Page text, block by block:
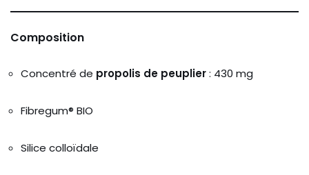
Composition
Concentré de propolis de peuplier: 430 mg
Fibregum® BIO
Silice colloïdale